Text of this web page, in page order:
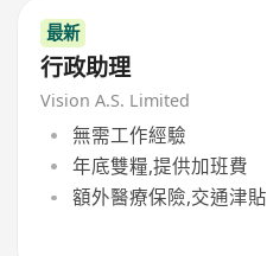
最新
行政助理
Vision A.S. Limited
無需工作經驗
年底雙糧,提供加班費
額外醫療保險,交通津貼